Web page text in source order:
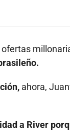
ahora,
a River